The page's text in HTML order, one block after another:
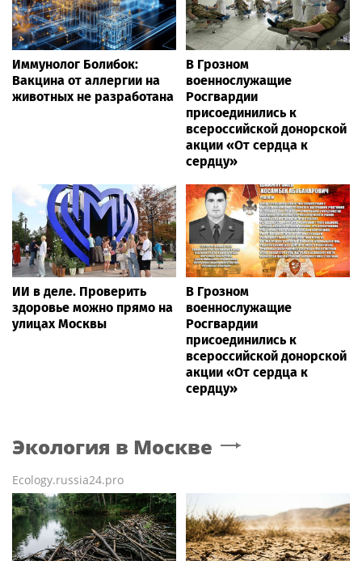
Иммунолог Болибок:
Вакцина от аллергии на
животных не разработана
В Грозном
военнослужащие
Росгвардии
присоединились к
всероссийской донорской
акции «От сердца к
сердцу»
ИИ в деле. Проверить
здоровье можно прямо на
улицах Москвы
В Грозном
военнослужащие
Росгвардии
присоединились к
всероссийской донорской
акции «От сердца к
сердцу»
Экология в Москве
Ecology.russia24.pro